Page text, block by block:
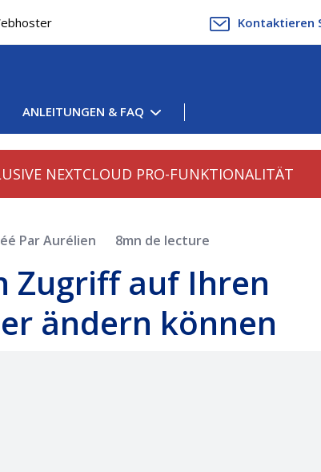
Kontaktieren
ANLEITUNGEN & FAQ
NEXTCLOUD PRO-FUNKTIONALITÄT
Par Aurélien 8mn de lecture
Zugriff auf Ihren
ändern können